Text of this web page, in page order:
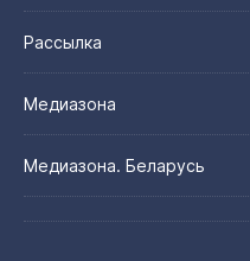
Рассылка
Медиазона
Медиазона. Беларусь